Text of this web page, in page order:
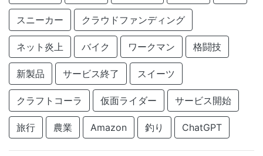
スニーカー クラウドファンディング
ネット炎上 バイク ワークマン 格闘技
新製品 サービス終了 スイーツ
クラフトコーラ 仮面ライダー サービス開始
旅行 農業 Amazon 釣り ChatGPT